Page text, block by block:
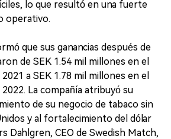
lo que resultó en una fuerte
operativo.
que sus ganancias después de
de SEK 1.54 mil millones en el
a SEK 1.78 mil millones en el
La compañía atribuyó su
de su negocio de tabaco sin
y al fortalecimiento del dólar
Dahlgren, CEO de Swedish Match,